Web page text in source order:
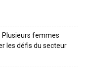
Plusieurs femmes
les défis du secteur